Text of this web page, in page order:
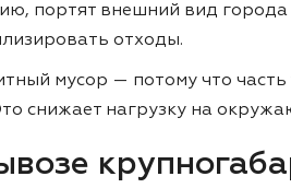
портят внешний вид города
отходы.
мусор — потому что
снижает нагрузку на